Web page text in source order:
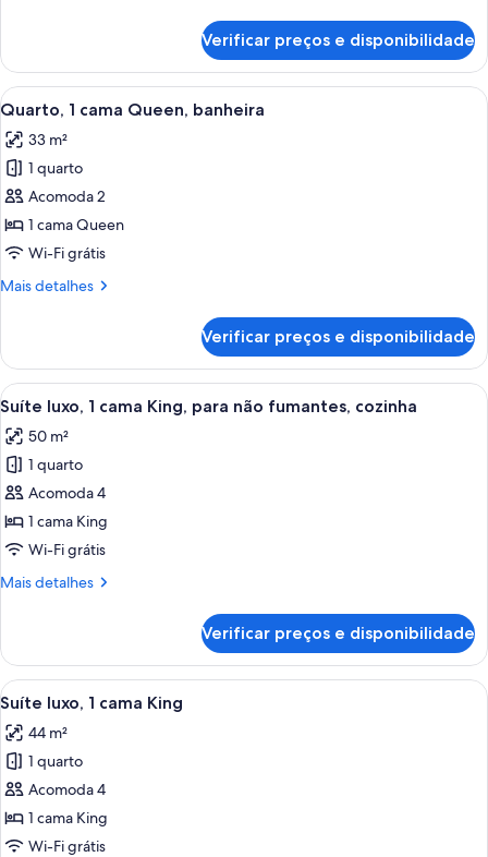
Shower)
1
cama
Queen
in
Shower)
Verificar preços e disponibilidade
Carrega
todas
as
fotos
de
Quarto,
1
Queen,
Quarto de hotel com cama,
8
Quarto, 1 cama Queen, banheira
33 m²
1 quarto
Acomoda 2
1 cama Queen
Wi-Fi grátis
Mais detalhes
Mais
1
cama
Queen,
Verificar preços e disponibilidade
Carrega
todas
as
fotos
de
Suíte
luxo,
cama
não
fumantes,
cozinha
Cama bem arrumada com lençóis
10
Suíte luxo, 1 cama King, para não fumantes, cozinha
50 m²
1 quarto
Acomoda 4
1 cama King
Wi-Fi grátis
Mais detalhes
Mais
luxo,
cama
para
não
fumantes,
cozinha
Verificar preços e disponibilidade
Carrega
todas
as
fotos
de
Suíte
luxo,
Quarto de hotel com mesa de
8
Suíte luxo, 1 cama King
44 m²
1 quarto
Acomoda 4
1 cama King
Wi-Fi grátis